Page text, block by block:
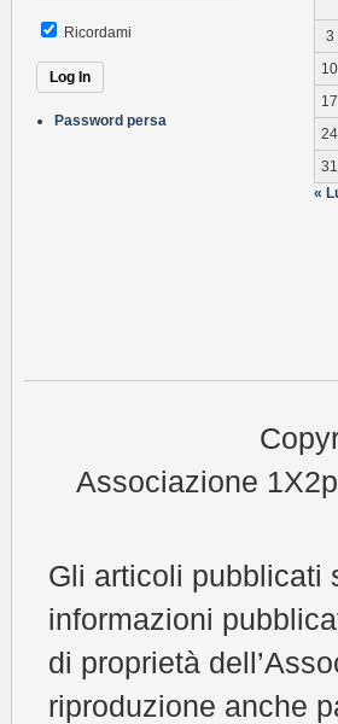
Ricordami
Password persa
3
10
17
24
31
«
Associazione
Gli articoli pubblicati
informazioni
di proprietà
riproduzione anche